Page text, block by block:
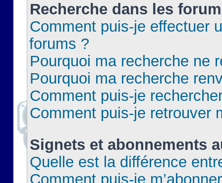
Recherche dans les
Comment puis-je effectuer
forums ?
Pourquoi ma recherche ne
Pourquoi ma recherche
Comment puis-je
Comment puis-je retrouver
Signets et abonnements
Quelle est la différence
Comment puis-je